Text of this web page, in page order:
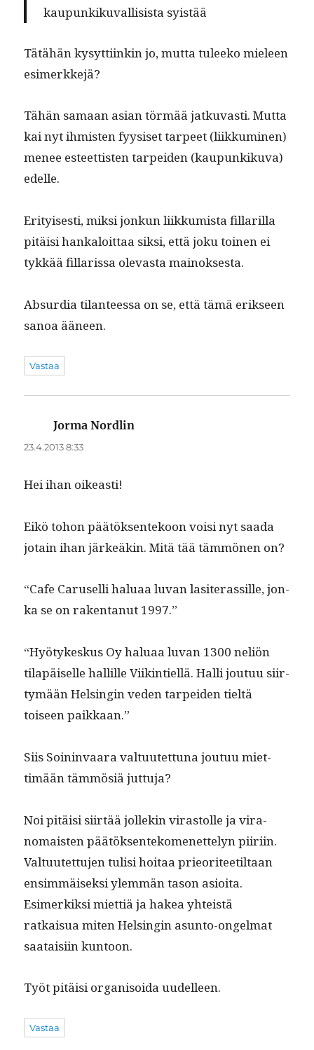
kaupunkiku­val­li­sista syistää
Tätähän kysyt­ti­inkin jo, mut­ta tuleeko mieleen
esimerkkejä?
Tähän samaan asian tör­mää jatku­vasti. Mut­ta
kai nyt ihmis­ten fyy­siset tarpeet (liikku­mi­nen)
menee esteet­tis­ten tarpei­den (kaupunkiku­va)
edelle.
Eri­tyis­es­ti, mik­si jonkun liikku­mista fil­lar­il­la
pitäisi han­kaloit­taa sik­si, että joku toinen ei
tykkää fil­laris­sa olev­as­ta mainoksesta.
Absur­dia tilanteessa on se, että tämä erik­seen
sanoa ääneen.
Vastaa
Jorma Nordlin
23.4.2013 8:33
Hei ihan oikeasti!
Eikö tohon päätök­sen­tekoon voisi nyt saa­da
jotain ihan järkeäkin. Mitä tää täm­mö­nen on?
“Cafe Carusel­li halu­aa luvan lasit­eras­sille, jon­
ka se on rak­en­tanut 1997.”
“Hyö­tykeskus Oy halu­aa luvan 1300 neliön
tilapäiselle hallille Viik­in­tiel­lä. Hal­li joutuu siir­
tymään Helsin­gin veden tarpei­den tieltä
toiseen paikkaan.”
Siis Soin­in­vaara val­tu­utet­tuna joutuu miet­
timään täm­mösiä juttuja?
Noi pitäisi siirtää jollekin viras­tolle ja vira­
nomais­ten päätök­sen­tekomenet­te­lyn piiri­in.
Val­tu­utet­tu­jen tulisi hoitaa prieori­teetil­taan
ensim­mäisek­si ylem­män tason asioi­ta.
Esimerkik­si miet­tiä ja hakea yhteistä
ratkaisua miten Helsin­gin asun­to-ongel­mat
saataisi­in kuntoon.
Työt pitäisi organ­isoi­da uudelleen.
Vastaa